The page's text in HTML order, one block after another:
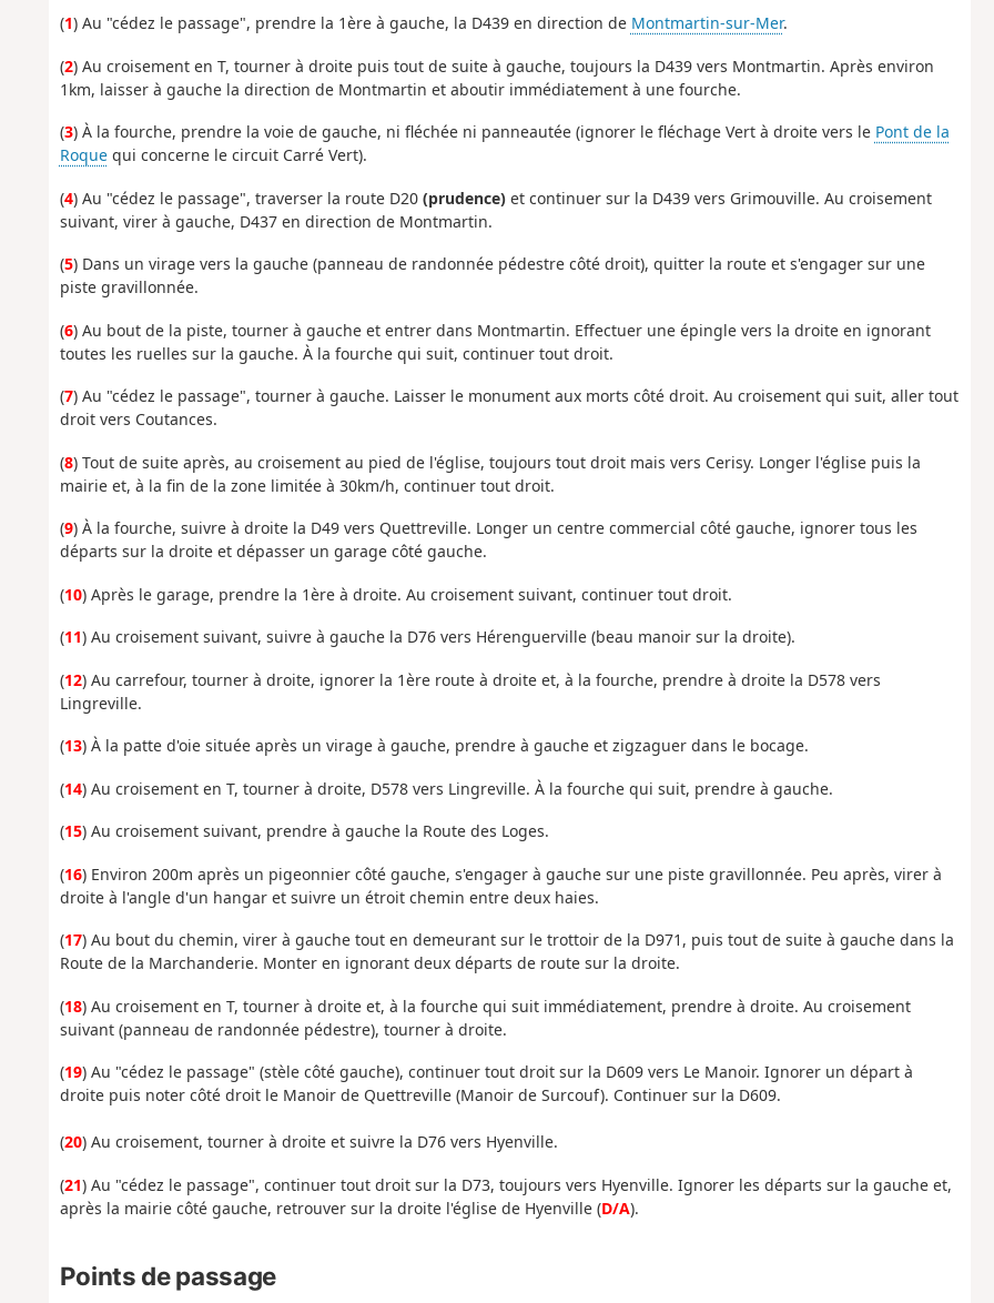
(1) Au "cédez le passage", prendre la 1ère à gauche, la D439 en direction de Montmartin-sur-Mer.
(2) Au croisement en T, tourner à droite puis tout de suite à gauche, toujours la D439 vers Montmartin. Après environ
1km, laisser à gauche la direction de Montmartin et aboutir immédiatement à une fourche.
(3) À la fourche, prendre la voie de gauche, ni fléchée ni panneautée (ignorer le fléchage Vert à droite vers le Pont de la
Roquequi concerne le circuit Carré Vert).
(4) Au "cédez le passage", traverser la route D20 (prudence)et continuer sur la D439 vers Grimouville. Au croisement
suivant, virer à gauche, D437 en direction de Montmartin.
(5) Dans un virage vers la gauche (panneau de randonnée pédestre côté droit), quitter la route et s'engager sur une
piste gravillonnée.
(6) Au bout de la piste, tourner à gauche et entrer dans Montmartin. Effectuer une épingle vers la droite en ignorant
toutes les ruelles sur la gauche. À la fourche qui suit, continuer tout droit.
(7) Au "cédez le passage", tourner à gauche. Laisser le monument aux morts côté droit. Au croisement qui suit, aller tout
droit vers Coutances.
(8) Tout de suite après, au croisement au pied de l'église, toujours tout droit mais vers Cerisy. Longer l'église puis la
mairie et, à la fin de la zone limitée à 30km/h, continuer tout droit.
(9) À la fourche, suivre à droite la D49 vers Quettreville. Longer un centre commercial côté gauche, ignorer tous les
départs sur la droite et dépasser un garage côté gauche.
(10) Après le garage, prendre la 1ère à droite. Au croisement suivant, continuer tout droit.
(11) Au croisement suivant, suivre à gauche la D76 vers Hérenguerville (beau manoir sur la droite).
(12) Au carrefour, tourner à droite, ignorer la 1ère route à droite et, à la fourche, prendre à droite la D578 vers
Lingreville.
(13) À la patte d'oie située après un virage à gauche, prendre à gauche et zigzaguer dans le bocage.
(14) Au croisement en T, tourner à droite, D578 vers Lingreville. À la fourche qui suit, prendre à gauche.
(15) Au croisement suivant, prendre à gauche la Route des Loges.
(16) Environ 200m après un pigeonnier côté gauche, s'engager à gauche sur une piste gravillonnée. Peu après, virer à
droite à l'angle d'un hangar et suivre un étroit chemin entre deux haies.
(17) Au bout du chemin, virer à gauche tout en demeurant sur le trottoir de la D971, puis tout de suite à gauche dans la
Route de la Marchanderie. Monter en ignorant deux départs de route sur la droite.
(18) Au croisement en T, tourner à droite et, à la fourche qui suit immédiatement, prendre à droite. Au croisement
suivant (panneau de randonnée pédestre), tourner à droite.
(19) Au "cédez le passage" (stèle côté gauche), continuer tout droit sur la D609 vers Le Manoir. Ignorer un départ à
droite puis noter côté droit le Manoir de Quettreville (Manoir de Surcouf). Continuer sur la D609.
(20) Au croisement, tourner à droite et suivre la D76 vers Hyenville.
(21) Au "cédez le passage", continuer tout droit sur la D73, toujours vers Hyenville. Ignorer les départs sur la gauche et,
après la mairie côté gauche, retrouver sur la droite l'église de Hyenville (D/A).
Points de passage